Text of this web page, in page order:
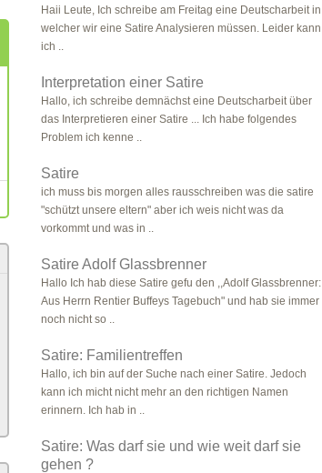
Haii Leute, Ich schreibe am Freitag eine Deutscharbeit in
welcher wir eine Satire Analysieren müssen. Leider kann
ich ..
Interpretation einer Satire
Hallo, ich schreibe demnächst eine Deutscharbeit über
das Interpretieren einer Satire ... Ich habe folgendes
Problem ich kenne ..
Satire
ich muss bis morgen alles rausschreiben was die satire
"schützt unsere eltern" aber ich weis nicht was da
vorkommt und was in ..
Satire Adolf Glassbrenner
Hallo Ich hab diese Satire gefu den ,,Adolf Glassbrenner:
Aus Herrn Rentier Buffeys Tagebuch" und hab sie immer
noch nicht so ..
Satire: Familientreffen
Hallo, ich bin auf der Suche nach einer Satire. Jedoch
kann ich micht nicht mehr an den richtigen Namen
erinnern. Ich hab in ..
Satire: Was darf sie und wie weit darf sie
gehen ?